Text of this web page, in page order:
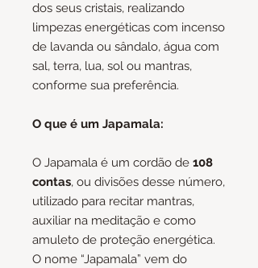
dos seus cristais, realizando
limpezas energéticas com incenso
de lavanda ou sândalo, água com
sal, terra, lua, sol ou mantras,
conforme sua preferência.
O que é um Japamala:
O Japamala é um cordão de 108
contas, ou divisões desse número,
utilizado para recitar mantras,
auxiliar na meditação e como
amuleto de proteção energética.
O nome “Japamala” vem do